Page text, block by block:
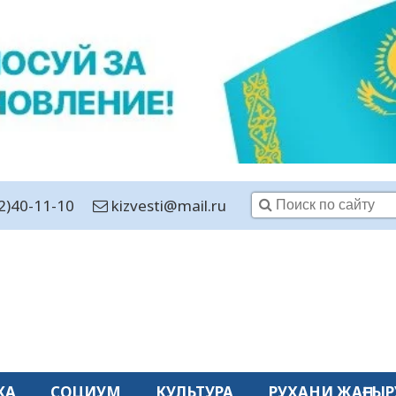
11-10 kizvesti@mail.ru